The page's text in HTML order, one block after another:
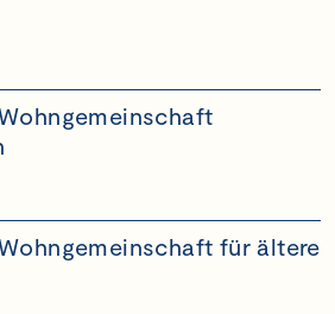
für ältere